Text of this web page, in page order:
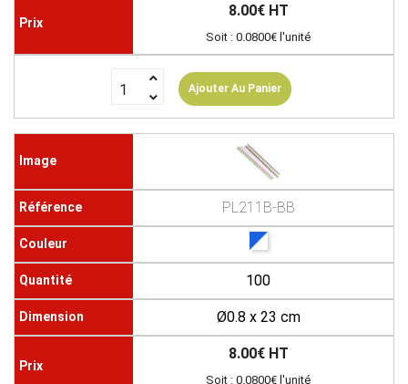
8.00€ HT
Soit : 0.0800€ l'unité
Ajouter Au Panier
PL211B-BB
100
Ø0.8 x 23 cm
8.00€ HT
Soit : 0.0800€ l'unité